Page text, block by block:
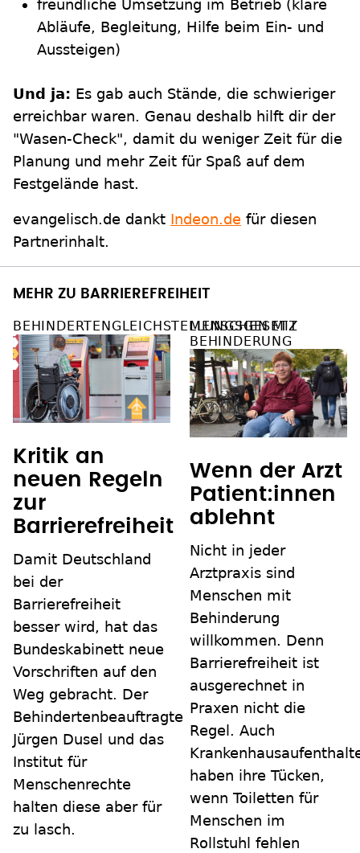
freundliche Umsetzung im Betrieb (klare
Abläufe, Begleitung, Hilfe beim Ein- und
Aussteigen)
Und ja: Es gab auch Stände, die schwieriger
erreichbar waren. Genau deshalb hilft dir der
"Wasen-Check", damit du weniger Zeit für die
Planung und mehr Zeit für Spaß auf dem
Festgelände hast.
evangelisch.de dankt Indeon.de für diesen
Partnerinhalt.
MEHR ZU BARRIEREFREIHEIT
BEHINDERTENGLEICHSTELLUNGSGESETZ
Kritik an
neuen Regeln
zur
Barrierefreiheit
Damit Deutschland
bei der
Barrierefreiheit
besser wird, hat das
Bundeskabinett neue
Vorschriften auf den
Weg gebracht. Der
Behindertenbeauftragte
Jürgen Dusel und das
Institut für
Menschenrechte
halten diese aber für
zu lasch.
MENSCHEN MIT
BEHINDERUNG
Wenn der Arzt
Patient:innen
ablehnt
Nicht in jeder
Arztpraxis sind
Menschen mit
Behinderung
willkommen. Denn
Barrierefreiheit ist
ausgerechnet in
Praxen nicht die
Regel. Auch
haben ihre Tücken,
wenn Toiletten für
Menschen im
Rollstuhl fehlen